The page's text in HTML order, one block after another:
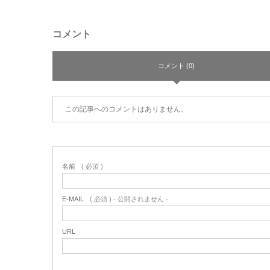
コメント
コメント (0)
この記事へのコメントはありません。
名前 ( 必須 )
E-MAIL ( 必須 ) - 公開されません -
URL